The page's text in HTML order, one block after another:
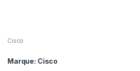
Cisco
Marque: Cisco